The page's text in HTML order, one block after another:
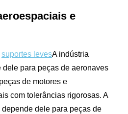
e
suportes levesA indústria
para peças de aeronaves
de motores e
com tolerâncias rigorosas. A
dele para peças de